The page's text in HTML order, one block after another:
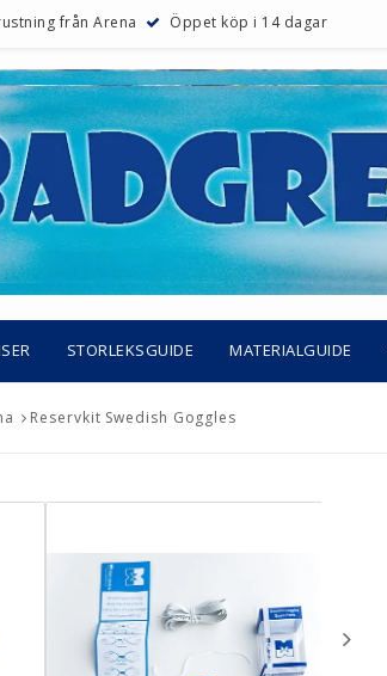
från Arena Öppet köp i 14 dagar
STORLEKSGUIDE MATERIALGUIDE
Reservkit Swedish Goggles